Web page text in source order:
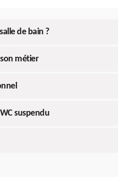
de bain ?
métier
suspendu